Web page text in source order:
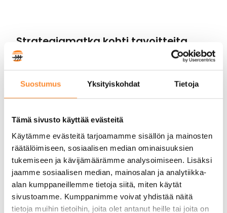
Suostumus Yksityiskohdat Tietoja
Tämä sivusto käyttää evästeitä
Käytämme evästeitä tarjoamamme sisällön ja mainosten
räätälöimiseen, sosiaalisen median ominaisuuksien
tukemiseen ja kävijämäärämme analysoimiseen. Lisäksi
jaamme sosiaalisen median, mainosalan ja analytiikka-
alan kumppaneillemme tietoja siitä, miten käytät
sivustoamme. Kumppanimme voivat yhdistää näitä
tietoja muihin tietoihin, joita olet antanut heille tai joita on
Strategiamatka kohti tavoitteita
Kehittämispäivien keskeisenä teemana oli
yhteisten kyvykkyyksien merkitys
strategian toteuttamisessa.
osaaminen ei voi olla yhden henkilön
varassa. Tätä ajattelua havainnollistettiin
vesilasivertauksella: organisaation
toiminnan on jatkuttava sujuvasti, vaikka
yksittäinen henkilö poistuisi, mikä
edellyttää osaamisen ja toimintatapojen
jakamista.